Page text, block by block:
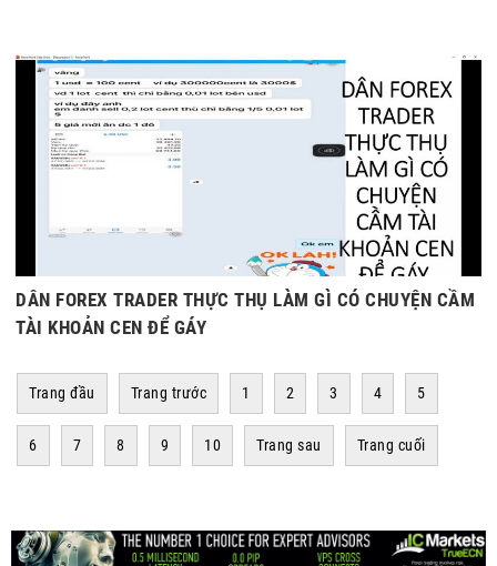
DÂN FOREX TRADER THỰC THỤ LÀM GÌ CÓ CHUYỆN CẦM
TÀI KHOẢN CEN ĐỂ GÁY
Trang đầu Trang trước 1 2 3 4 5
6 7 8 9 10 Trang sau Trang cuối